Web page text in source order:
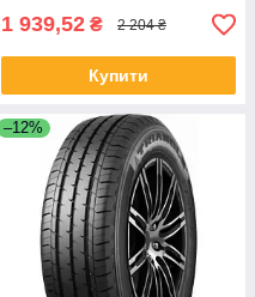
1 939,52 ₴ 2 204 ₴
Купити
–12%